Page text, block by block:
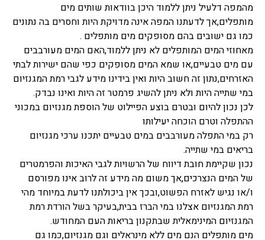
מהמפה דלעיל ניתן ללמוד היכן בוודאות שותים מים
מותפלים,אך לדעתנו המפה אינה מדויקת היות וחסרים בה נתונים
כמו גם ישובים בהם מסופקים מים מותפלים .
מאחוזי המים המותפלים לא ניתן ללמוד,האם המים מעורבבים
עם מים טבעיים,או שמא המים מסופקים כפי שהם ישירות לבתי
האזרחים,נתון זה חשוב היות ואין בידינו מידע לגבי רמת המגנזיום
במי שתייה היות ולא ניתן להשיג פרמטר זה היות ואינו נבדק.
לכן נכון להיום ובטרם בוצע הפיילוט של הוספת מגנזיום במכוני
ההתפלה וטרם הוכחה יעילותו
רק במי התפלה מעורבבים במים טבעיים יתכנו ערכי מגנזיום
בריאים במי שתייה.
נכון שקיימת חובת דיווח של הרשויות לגבי האיכות והפרמטרים
של המים הנצרכים,אך משום מה מידע זה לרוב אינו מפורסם
ו/או נגיש לאזרח הפשוט,ובכך אין ביכולתנו לדעת במיוחד מהי
רמת המגנזיום אצלנו במי הברז בבית,בעיקר בשל הורדת רמת
המגנזיום המינימאלית שבתקנון בריאות העם המחודש.
מים מותפלים הנם מים ללא מינראלים וגם מגנזיום,כמו גם